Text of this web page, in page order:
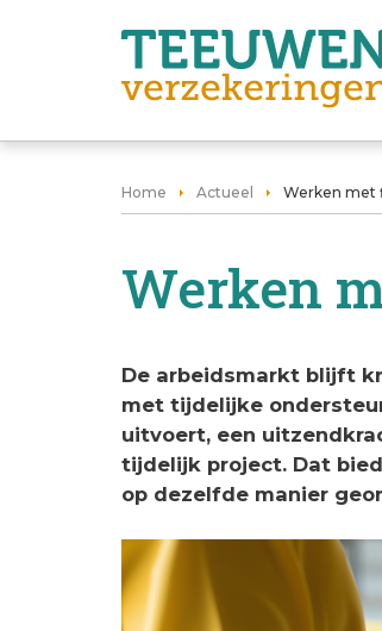
Home Actueel Werken met
Werken
De arbeidsmarkt blijft
met tijdelijke
uitvoert, een
tijdelijk project. Dat
op dezelfde manier